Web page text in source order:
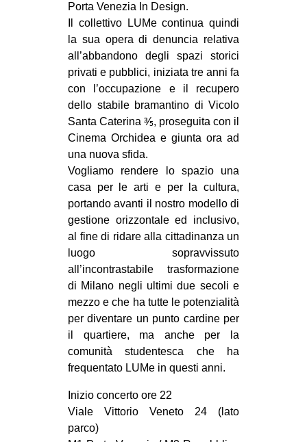
Porta Venezia In Design.
Il collettivo LUMe continua quindi
la sua opera di denuncia relativa
all’abbandono degli spazi storici
privati e pubblici, iniziata tre anni fa
con l’occupazione e il recupero
dello stabile bramantino di Vicolo
Santa Caterina ⅗, proseguita con il
Cinema Orchidea e giunta ora ad
una nuova sfida.
Vogliamo rendere lo spazio una
casa per le arti e per la cultura,
portando avanti il nostro modello di
gestione orizzontale ed inclusivo,
al fine di ridare alla cittadinanza un
luogo sopravvissuto
all’incontrastabile trasformazione
di Milano negli ultimi due secoli e
mezzo e che ha tutte le potenzialità
per diventare un punto cardine per
il quartiere, ma anche per la
comunità studentesca che ha
frequentato LUMe in questi anni.
Inizio concerto ore 22
Viale Vittorio Veneto 24 (lato
parco)